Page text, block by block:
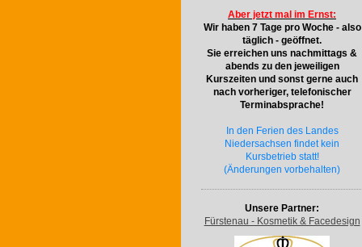
Aber jetzt mal im Ernst:
Wir haben 7 Tage pro Woche - also
täglich - geöffnet.
Sie erreichen uns nachmittags &
abends zu den jeweiligen
Kurszeiten und sonst gerne auch
nach vorheriger, telefonischer
Terminabsprache!
In den Ferien des Landes
Niedersachsen findet kein
Kursbetrieb statt!
(Änderungen vorbehalten)
Unsere Partner:
Fürstenau - Kosmetik & Facedesign